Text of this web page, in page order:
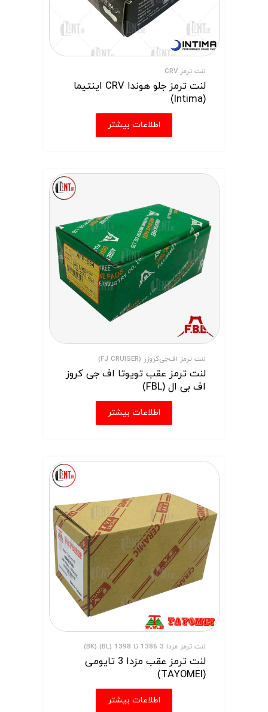
لنت ترمز CRV
لنت ترمز جلو هوندا CRV اینتیما
(Intima)
اطلاعات بیشتر
لنت ترمز اف‌جی‌کروزر (FJ CRUISER)
لنت ترمز عقب تویوتا اف جی کروز
اف بی ال (FBL)
اطلاعات بیشتر
لنت ترمز مزدا 3 1386 تا 1398 (BL) (BK)
لنت ترمز عقب مزدا 3 تایومی
(TAYOMEI)
اطلاعات بیشتر